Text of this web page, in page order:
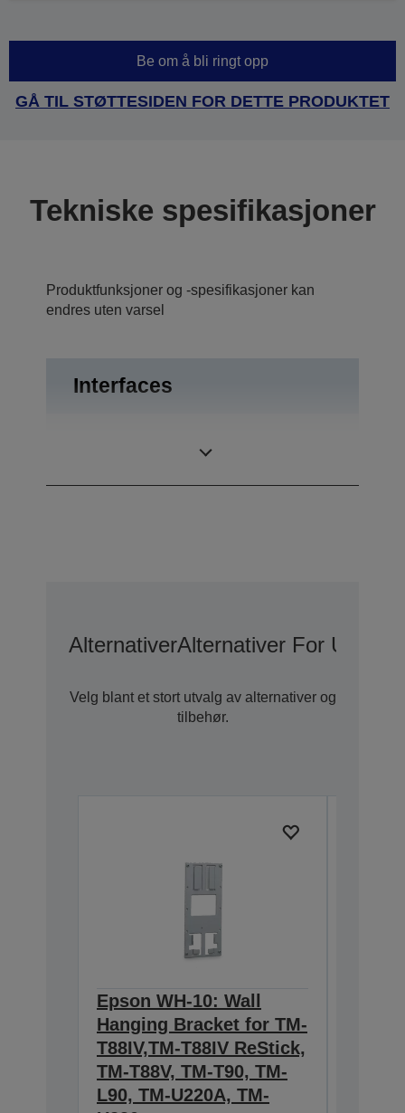
Be om å bli ringt opp
GÅ TIL STØTTESIDEN FOR DETTE PRODUKTET
Tekniske spesifikasjoner
Produktfunksjoner og -spesifikasjoner kan
endres uten varsel
Interfaces
AlternativerAlternativer For
Velg blant et stort utvalg av alternativer og
tilbehør.
Epson WH-10: Wall
Hanging Bracket for TM-
T88IV,TM-T88IV ReStick,
TM-T88V, TM-T90, TM-
L90, TM-U220A, TM-